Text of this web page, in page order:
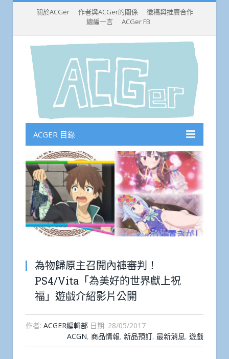
關於ACGer 作者與ACGer的關係
徵稿與推廣合作
總編一言
ACGer FB
ACGER 目錄
為物歸原主召開內褲審判！
PS4/Vita「為美好的世界獻上祝
福」遊戲介紹影片公開
作者: ACGER編輯部 日期: 28/05/2017
ACGN, 商品情報, 新品預訂, 最新消息, 遊戲